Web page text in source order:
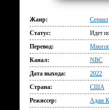
Жанр: Сериал
Статус:
Идет
Перевод:
Канал:
NBC
Дата выхода:
2022
Страна:
США
Режиссер:
Адам